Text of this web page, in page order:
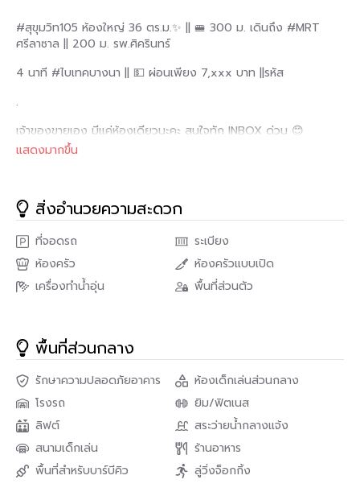
#สุขุมวิท105 ห้องใหญ่ 36 ตร.ม.✨ || 🚝 300 ม. เดินถึง #MRT
ศรีลาซาล || 200 ม. รพ.ศิครินทร์
4 นาที #ไบเทคบางนา || 💵 ผ่อนเพียง 7,xxx บาท ||รหัส
.
เจ้าของขายเอง มีแค่ห้องเดียวนะคะ สนใจทัก INBOX ด่วน 😊
.
การออกแบบห้องนี้ได้รับแรงบันดาลใจจากCHANEL
ชัดเจน สีโมโนโทน และความสมดุลของความหรูหรากับความเรียบ
ง่ายเพิ่มลูกเล่นด้วย Art Piece และโทนสีอุ่น เพื่อให้ห้องดูแฟชั่น
แต่ยังอยู่อาศัยได้จริงในทุกวัน
• พื้นที่ใช้สอยกว้าง 36.05 ตารางเมตร 🤯
• 1 ห้องนอน
• 1 ห้องน้ำ
• ครัวเปิดแยกสัดส่วน
• ชั้น 10 อาคาร 2
แสดงมากขึ้น
สิ่งอำนวยความสะดวก
ที่จอดรถ
ระเบียง
ห้องครัว
ห้องครัวแบบเปิด
เครื่องทำน้ำอุ่น
พื้นที่ส่วนตัว
พื้นที่ส่วนกลาง
รักษาความปลอดภัยอาคาร
ห้องเด็กเล่นส่วนกลาง
โรงรถ
ยิม/ฟิตเนส
ลิฟต์
สระว่ายน้ำกลางแจ้ง
สนามเด็กเล่น
ร้านอาหาร
พื้นที่สำหรับบาร์บีคิว
ลู่วิ่งจ็อกกิ้ง